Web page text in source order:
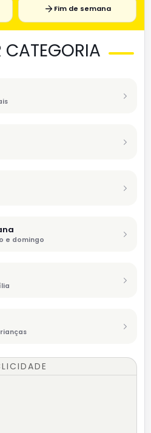
Fim de semana
CATEGORIA
e domingo